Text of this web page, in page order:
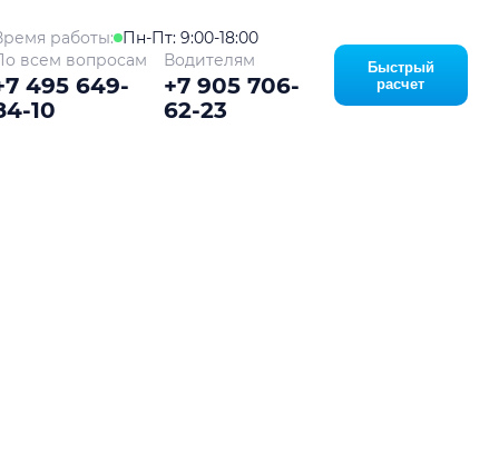
работы: Пн-Пт: 9:00-18:00
всем вопросам
495 649-
10
Водителям
+7 905 706-
62-23
Быстрый
расчет